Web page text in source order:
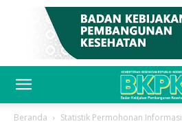
Beranda Statistik Permohonan Informasi